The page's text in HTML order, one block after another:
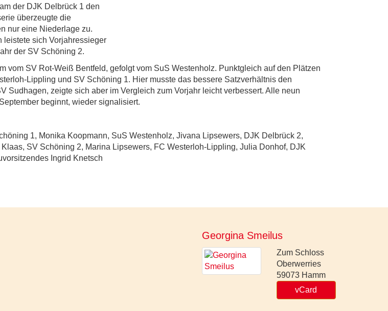
der DJK Delbrück 1 den
überzeugte die
nur eine Niederlage zu.
leistete sich Vorjahressieger
der SV Schöning 2.
vom SV Rot-Weiß Bentfeld, gefolgt vom SuS Westenholz. Punktgleich auf den Plätzen
Lippling und SV Schöning 1. Hier musste das bessere Satzverhältnis den
Sudhagen, zeigte sich aber im Vergleich zum Vorjahr leicht verbessert. Alle neun
beginnt, wieder signalisiert.
1, Monika Koopmann, SuS Westenholz, Jivana Lipsewers, DJK Delbrück 2,
SV Schöning 2, Marina Lipsewers, FC Westerloh-Lippling, Julia Donhof, DJK
Ingrid Knetsch
Georgina Smeilus
Zum Schloss
Oberwerries
59073 Hamm
vCard